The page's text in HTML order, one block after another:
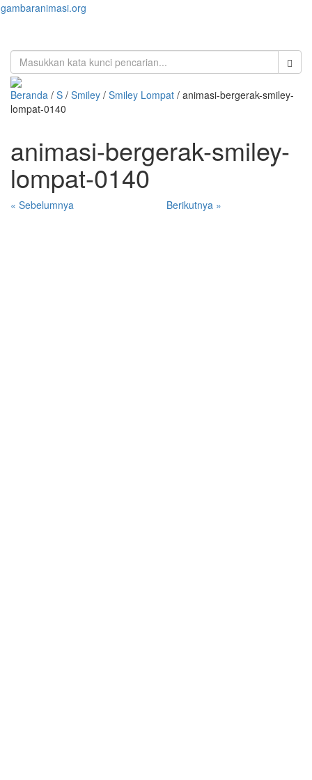
gambaranimasi.org
Beranda / S / Smiley / Smiley Lompat / animasi-bergerak-smiley-
lompat-0140
animasi-bergerak-smiley-
lompat-0140
« Sebelumnya Berikutnya »